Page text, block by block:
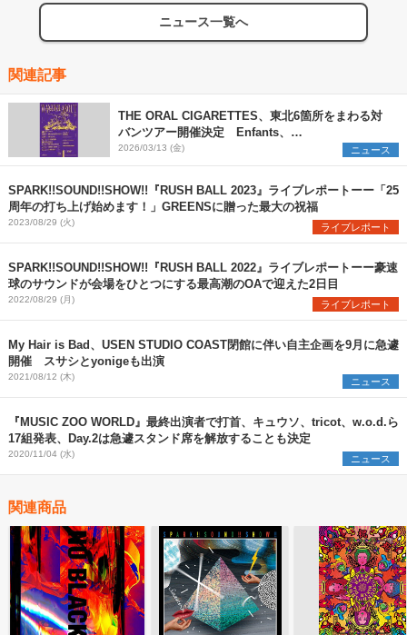
ニュース一覧へ
関連記事
THE ORAL CIGARETTES、東北6箇所をまわる対
バンツアー開催決定 Enfants、
SPARK!!SOUND!!SHOW!!が出演
2026/03/13 (金) ニュース
SPARK!!SOUND!!SHOW!!『RUSH BALL 2023』ライブレポートーー「25
周年の打ち上げ始めます！」GREENSに贈った最大の祝福
2023/08/29 (火) ライブレポート
SPARK!!SOUND!!SHOW!!『RUSH BALL 2022』ライブレポートーー豪速
球のサウンドが会場をひとつにする最高潮のOAで迎えた2日目
2022/08/29 (月) ライブレポート
My Hair is Bad、USEN STUDIO COAST閉館に伴い自主企画を9月に急遽
開催 スサシとyonigeも出演
2021/08/12 (木) ニュース
『MUSIC ZOO WORLD』最終出演者で打首、キュウソ、tricot、w.o.d.ら
17組発表、Day.2は急遽スタンド席を解放することも決定
2020/11/04 (水) ニュース
関連商品